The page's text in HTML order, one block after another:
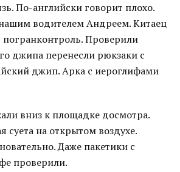
По-английски говорит плохо.
водителем Андреем. Китаец
Проверили
джипа перенесли рюкзаки с
джип. Арка с иероглифами
вниз к площадке досмотра.
суета на открытом воздухе.
Даже пакетики с
проверили.